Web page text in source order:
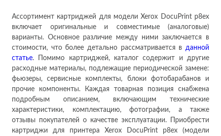
Ассортимент картриджей для модели Xerox DocuPrint p8ex
включает оригинальные и совместимые (аналоговые)
варианты. Основное различие между ними заключается в
стоимости, что более детально рассматривается в данной
статье. Помимо картриджей, каталог содержит и другие
расходные материалы, подлежащие периодической замене:
фьюзеры, сервисные комплекты, блоки фотобарабанов и
прочие компоненты. Каждая товарная позиция снабжена
подробным описанием, включающим технические
характеристики, комплектацию, фотографии, а также
отзывы покупателей о качестве эксплуатации. Приобрести
картриджи для принтера Xerox DocuPrint p8ex (модели